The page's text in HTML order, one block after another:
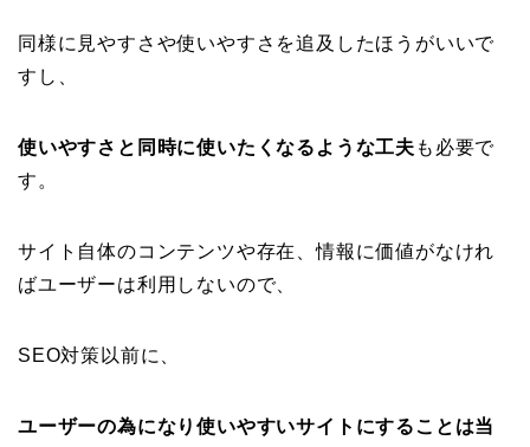
同様に見やすさや使いやすさを追及したほうがいいで
すし、
使いやすさと同時に使いたくなるような工夫 も必要で
す。
サイト自体のコンテンツや存在、情報に価値がなけれ
ばユーザーは利用しないので、
SEO対策以前に、
ユーザーの為になり使いやすいサイトにすることは当